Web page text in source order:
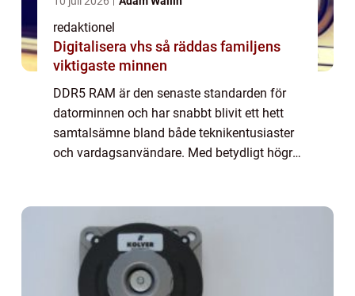
redaktionel
Digitalisera vhs så räddas familjens
viktigaste minnen
DDR5 RAM är den senaste standarden för
datorminnen och har snabbt blivit ett hett
samtalsämne bland både teknikentusiaster
och vardagsanvändare. Med betydligt högre